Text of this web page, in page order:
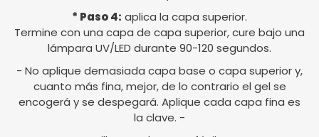
* Paso 4: aplica la capa superior.
Termine con una capa de capa superior, cure bajo una
lámpara UV/LED durante 90-120 segundos.
- No aplique demasiada capa base o capa superior y,
cuanto más fina, mejor, de lo contrario el gel se
encogerá y se despegará. Aplique cada capa fina es
la clave. -